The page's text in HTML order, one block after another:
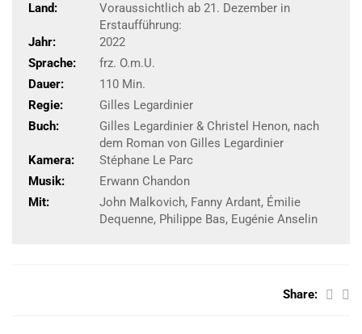
Land:
Voraussichtlich ab 21. Dezember in
Erstaufführung:
Jahr:
2022
Sprache:
frz. O.m.U.
Dauer:
110 Min.
Regie:
Gilles Legardinier
Buch:
Gilles Legardinier & Christel Henon, nach
dem Roman von Gilles Legardinier
Kamera:
Stéphane Le Parc
Musik:
Erwann Chandon
Mit:
John Malkovich, Fanny Ardant, Émilie
Dequenne, Philippe Bas, Eugénie Anselin
Share: